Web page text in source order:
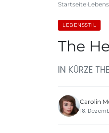
Startseite
LEBENSSTIL
The
IN KÜRZE
Carolin
18.